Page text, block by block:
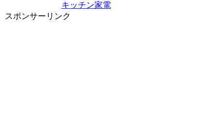
キッチン家電
スポンサーリンク